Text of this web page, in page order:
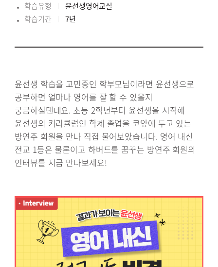
학습유형
윤선생영어교실
학습기간
7년
윤선생 학습을 고민중인 학부모님이라면 윤선생으로
공부하면 얼마나 영어를 잘 할 수 있을지
궁금하실텐데요. 초등 2학년부터 윤선생을 시작해
윤선생의 커리큘럼인 학제 졸업을 코앞에 두고 있는
방연주 회원을 만나 직접 물어보았습니다. 영어 내신
전교 1등은 물론이고 하버드를 꿈꾸는 방연주 회원의
인터뷰를 지금 만나보세요!